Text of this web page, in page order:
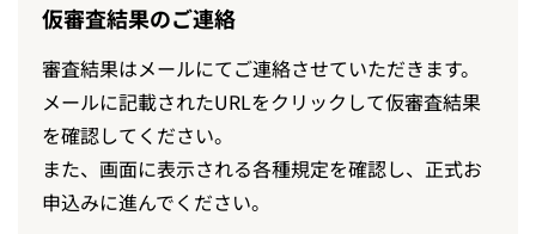
仮審査結果のご連絡
審査結果はメールにてご連絡させていただきます。
メールに記載されたURLをクリックして仮審査結果
を確認してください。
また、画面に表示される各種規定を確認し、正式お
申込みに進んでください。